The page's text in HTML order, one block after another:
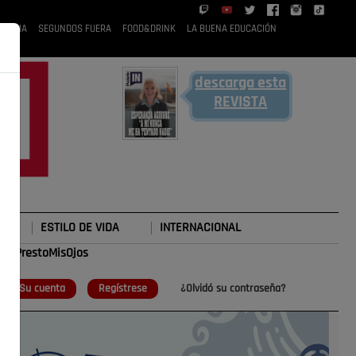
RUBIA SEGUNDOS FUERA FOOD&DRINK LA BUENA EDUCACIÓN
descarga esta
REVISTA
ESTILO DE VIDA INTERNACIONAL
Su cuenta Regístrese ¿Olvidó su contraseña?